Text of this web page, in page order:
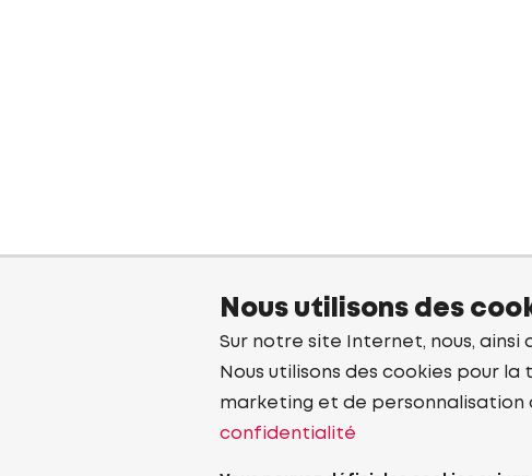
Nous utilisons des
Sur notre site Internet, nous, ainsi
Nous utilisons des cookies pour
marketing et de personnalisation
confidentialité